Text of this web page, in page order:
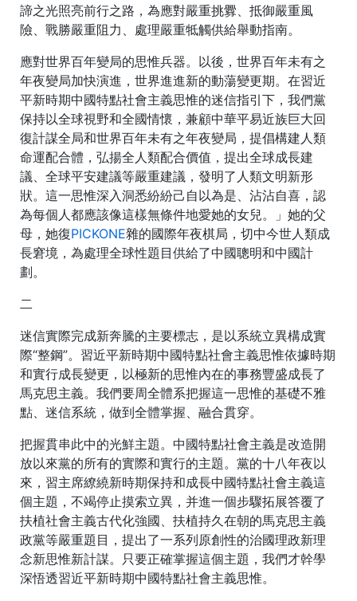
諦之光照亮前行之路，為應對嚴重挑釁、抵御嚴重風
險、戰勝嚴重阻力、處理嚴重牴觸供給舉動指南。
應對世界百年變局的思惟兵器。以後，世界百年未有之
年夜變局加快演進，世界進進新的動蕩變更期。在習近
平新時期中國特點社會主義思惟的迷信指引下，我們黨
保持以全球視野和全國情懷，兼顧中華平易近族巨大回
復計謀全局和世界百年未有之年夜變局，提倡構建人類
命運配合體，弘揚全人類配合價值，提出全球成長建
議、全球平安建議等嚴重建議，發明了人類文明新形
狀。這一思惟深入洞悉紛紛己自以為是、沾沾自喜，認
為每個人都應該像這樣無條件地愛她的女兒。」她的父
母，她復PICKONE雜的國際年夜棋局，切中今世人類成
長窘境，為處理全球性題目供給了中國聰明和中國計
劃。
二
迷信實際完成新奔騰的主要標志，是以系統立異構成實
際“整鋼”。習近平新時期中國特點社會主義思惟依據時期
和實行成長變更，以極新的思惟內在的事務豐盛成長了
馬克思主義。我們要周全體系把握這一思惟的基礎不雅
點、迷信系統，做到全體掌握、融合貫穿。
把握貫串此中的光鮮主題。中國特點社會主義是改造開
放以來黨的所有的實際和實行的主題。黨的十八年夜以
來，習主席繚繞新時期保持和成長中國特點社會主義這
個主題，不竭停止摸索立異，并進一個步驟拓展答覆了
扶植社會主義古代化強國、扶植持久在朝的馬克思主義
政黨等嚴重題目，提出了一系列原創性的治國理政新理
念新思惟新計謀。只要正確掌握這個主題，我們才幹學
深悟透習近平新時期中國特點社會主義思惟。